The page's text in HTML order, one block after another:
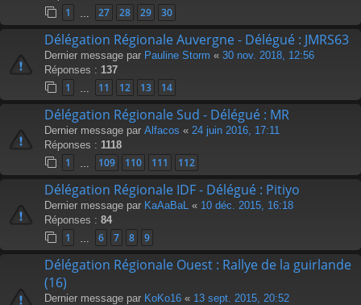
1 27 28 29 30
Délégation Régionale Auvergne - Délégué : JMRS63
Dernier message par Pauline Storm « 30 nov. 2018, 12:56
Réponses : 137
1 11 12 13 14
Délégation Régionale Sud - Délégué : MR
Dernier message par Alfacos « 24 juin 2016, 17:11
Réponses : 1118
1 109 110 111 112
Délégation Régionale IDF - Délégué : Pitiyo
Dernier message par KaAaBaL « 10 déc. 2015, 16:18
Réponses : 84
1 6 7 8 9
Délégation Régionale Ouest : Rallye de la guirlande
(16)
Dernier message par KoKo16 « 13 sept. 2015, 20:52